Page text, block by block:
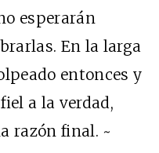
esperarán
En la larga
entonces y
a la verdad,
razón final. ~